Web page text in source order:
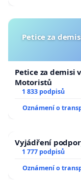
Petice za
Petice za demisi
Motoristů
1 833 podpisů
Oznámení o
Vyjádření
1 777 podpisů
Oznámení o